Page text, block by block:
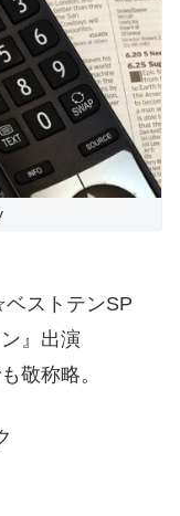
ストテンSP
』出演
敬称略。